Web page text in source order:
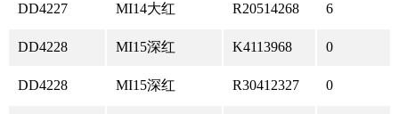
DD4227 MI14大红 R20514268 6
DD4228 MI15深红 K4113968 0
DD4228 MI15深红 R30412327 0